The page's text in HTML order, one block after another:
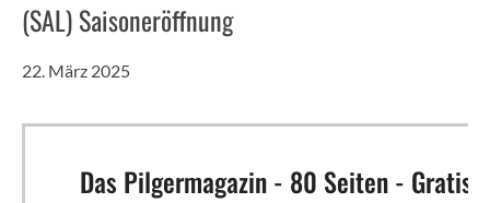
(SAL) Saisoneröffnung
22. März 2025
Das Pilgermagazin - 80 Seiten - Gratis!